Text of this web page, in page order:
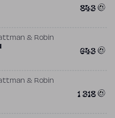
843
& Robin
643
& Robin
1 318